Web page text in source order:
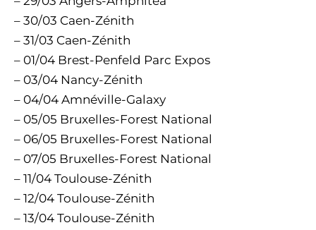
– 30/03 Caen-Zénith
– 31/03 Caen-Zénith
– 01/04 Brest-Penfeld Parc Expos
– 03/04 Nancy-Zénith
– 04/04 Amnéville-Galaxy
– 05/05 Bruxelles-Forest National
– 06/05 Bruxelles-Forest National
– 07/05 Bruxelles-Forest National
– 11/04 Toulouse-Zénith
– 12/04 Toulouse-Zénith
– 13/04 Toulouse-Zénith